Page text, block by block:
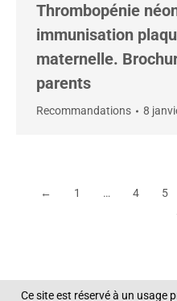
Thrombopénie
immunisation
maternelle.
parents
Recommandations 8
← 1 … 4 5
Ce site est réservé à un usage